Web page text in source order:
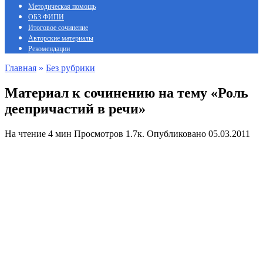
Методическая помощь
ОБЗ ФИПИ
Итоговое сочинение
Авторские материалы
Рекомендации
Главная » Без рубрики
Материал к сочинению на тему «Роль
деепричастий в речи»
На чтение 4 мин Просмотров 1.7к. Опубликовано 05.03.2011